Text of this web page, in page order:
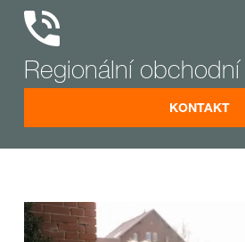
Regionální
KONTAKT